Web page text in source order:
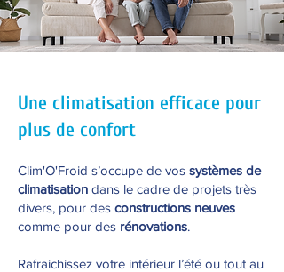
Une climatisation efficace pour
plus de confort
Clim'O'Froid s’occupe de vos systèmes de
climatisation dans le cadre de projets très
divers, pour des constructions neuves
comme pour des rénovations.
Rafraichissez votre intérieur l’été ou tout au